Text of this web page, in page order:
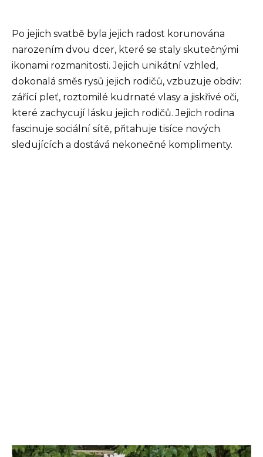
Po jejich svatbě byla jejich radost korunována
narozením dvou dcer, které se staly skutečnými
ikonami rozmanitosti. Jejich unikátní vzhled,
dokonalá směs rysů jejich rodičů, vzbuzuje obdiv:
zářící pleť, roztomilé kudrnaté vlasy a jiskřivé oči,
které zachycují lásku jejich rodičů. Jejich rodina
fascinuje sociální sítě, přitahuje tisíce nových
sledujících a dostává nekonečné komplimenty.